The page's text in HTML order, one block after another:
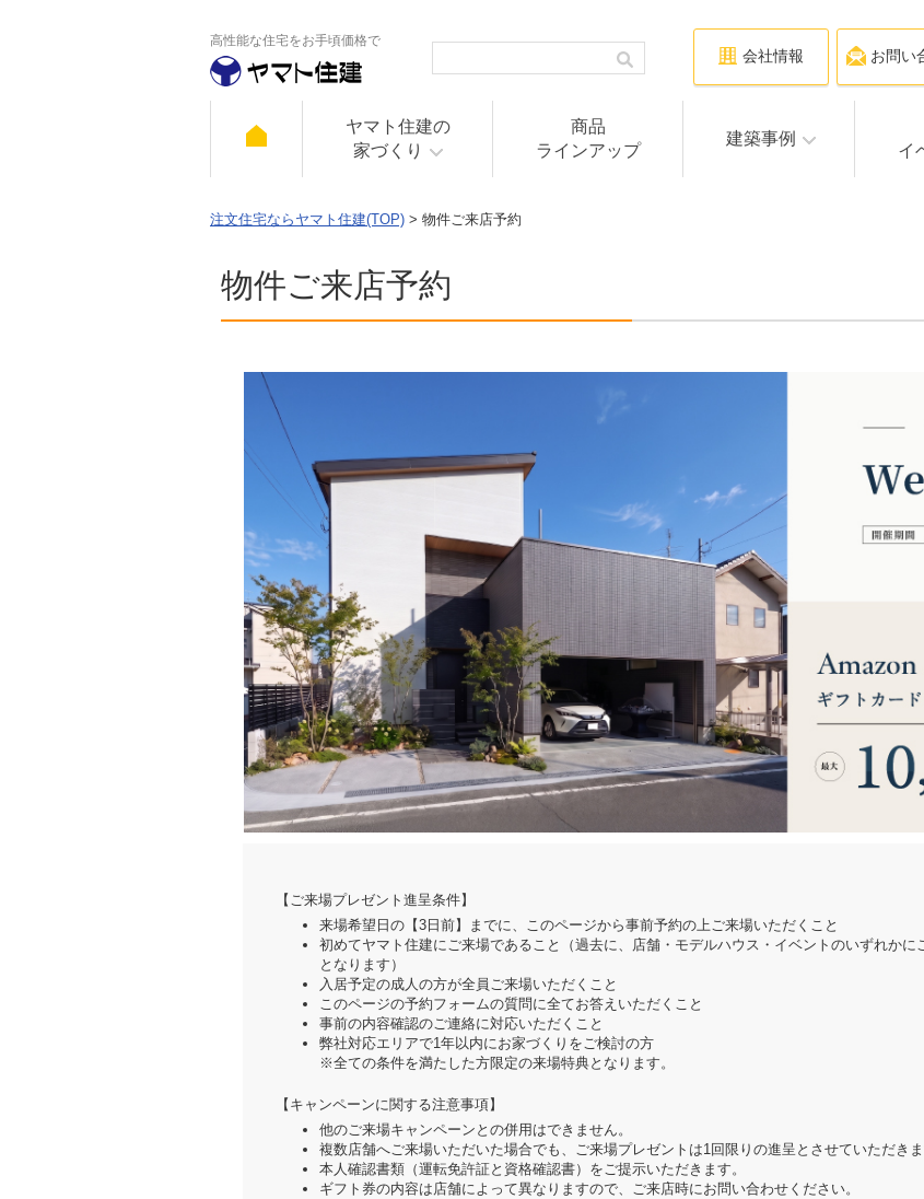
高性能な住宅をお手頃価格で
会社情報 お問い
ヤマト住建の
家づくり
商品
ラインアップ
建築事例
イ
注文住宅ならヤマト住建(TOP) > 物件ご来店予約
物件ご来店予約
【ご来場プレゼント進呈条件】
来場希望日の【3日前】までに、このページから事前予約の上ご来場いただくこと
初めてヤマト住建にご来場であること（過去に、店舗・モデルハウス・イベントのいずれか
となります）
入居予定の成人の方が全員ご来場いただくこと
このページの予約フォームの質問に全てお答えいただくこと
事前の内容確認のご連絡に対応いただくこと
弊社対応エリアで1年以内にお家づくりをご検討の方
※全ての条件を満たした方限定の来場特典となります。
【キャンペーンに関する注意事項】
他のご来場キャンペーンとの併用はできません。
複数店舗へご来場いただいた場合でも、ご来場プレゼントは1回限りの進呈とさせていただきま
本人確認書類（運転免許証と資格確認書）をご提示いただきます。
ギフト券の内容は店舗によって異なりますので、ご来店時にお問い合わせください。